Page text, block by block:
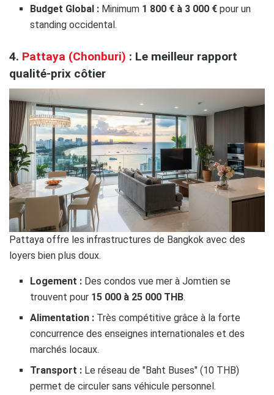
Budget Global : Minimum 1 800 € à 3 000 € pour un
standing occidental.
4. Pattaya (Chonburi) : Le meilleur rapport
qualité-prix côtier
Pattaya offre les infrastructures de Bangkok avec des
loyers bien plus doux.
Logement : Des condos vue mer à Jomtien se
trouvent pour 15 000 à 25 000 THB.
Alimentation : Très compétitive grâce à la forte
concurrence des enseignes internationales et des
marchés locaux.
Transport : Le réseau de "Baht Buses" (10 THB)
permet de circuler sans véhicule personnel.